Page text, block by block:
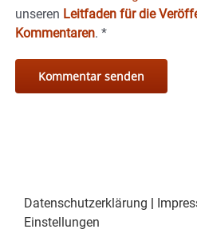
unseren Leitfaden für die
Kommentaren. *
Datenschutzerklärung
Einstellungen